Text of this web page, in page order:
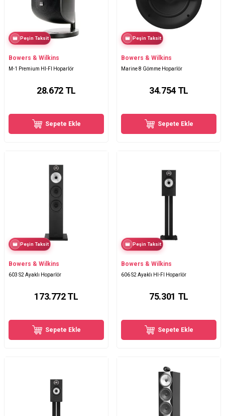
Peşin Taksit
Bowers & Wilkins
M-1 Premium HI-FI Hoparlör
28.672TL
Sepete Ekle
Peşin Taksit
Bowers & Wilkins
Marine 8 Gömme Hoparlör
34.754TL
Sepete Ekle
Peşin Taksit
Bowers & Wilkins
603 S2 Ayaklı Hoparlör
173.772TL
Sepete Ekle
Peşin Taksit
Bowers & Wilkins
606 S2 Ayaklı HI-FI Hoparlör
75.301 TL
Sepete Ekle